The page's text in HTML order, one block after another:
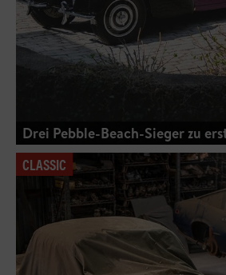
Drei Pebble-Beach-Sieger zu
CLASSIC